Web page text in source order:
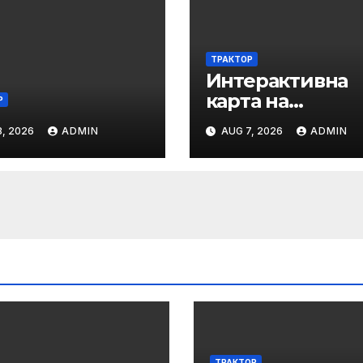
2026 ADMIN
ТРАКТОР
Интерактивна
карта на
регистрираните
водни бази по
Черноморието
AUG 7, 2026 ADMIN